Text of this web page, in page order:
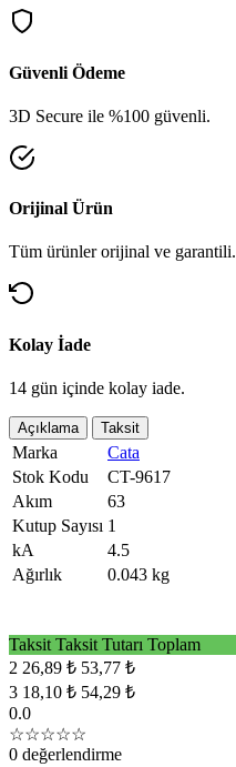
Güvenli Ödeme
3D Secure ile %100 güvenli.
Orijinal Ürün
Tüm ürünler orijinal ve garantili.
Kolay İade
14 gün içinde kolay iade.
Açıklama Taksit
Marka
Cata
Stok Kodu
CT-9617
Akım
63
Kutup Sayısı 1
kA
4.5
Ağırlık
0.043 kg
Taksit Taksit Tutarı Toplam
2 26,89 ₺ 53,77 ₺
3 18,10 ₺ 54,29 ₺
0.0
☆☆☆☆☆
0 değerlendirme